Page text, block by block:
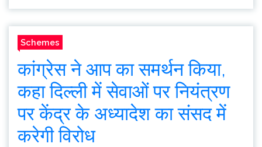
Schemes
कांग्रेस ने आप का समर्थन किया,
कहा दिल्ली में सेवाओं पर नियंत्रण
पर केंद्र के अध्यादेश का संसद में
करेगी विरोध